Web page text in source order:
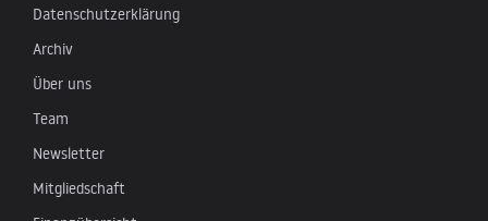
Datenschutzerklärung
Archiv
Über uns
Team
Newsletter
Mitgliedschaft